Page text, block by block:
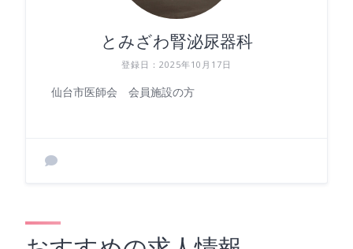
とみざわ腎泌尿器科
登録日：2025年10月17日
仙台市医師会 会員施設の方